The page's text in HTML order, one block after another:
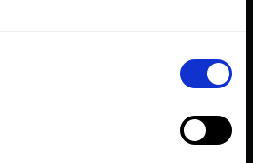
12.3
7.6